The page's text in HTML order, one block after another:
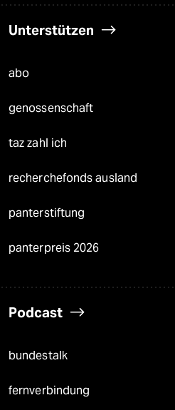
Unterstützen
abo
genossenschaft
taz zahl ich
recherchefonds ausland
panterstiftung
panterpreis 2026
Podcast
bundestalk
fernverbindung